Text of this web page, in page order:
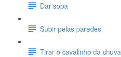
Dar sopa
Subir pelas paredes
Tirar o cavalinho da chuva